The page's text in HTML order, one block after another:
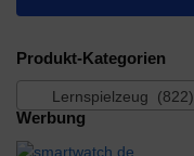
Produkt-Kategorien
Lernspielzeug (822)
Werbung